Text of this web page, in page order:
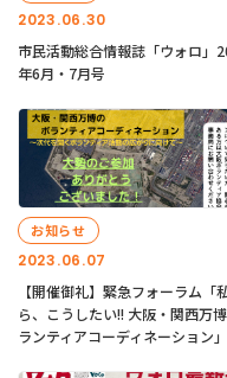
2023.06.30
市民活動総合情報誌「ウォロ」
年6月・7月号
2023.06.07
お知らせ
【開催御礼】緊急フォーラム「
ら、こうしたい!! 大阪・関西万
ランティアコーディネーション」